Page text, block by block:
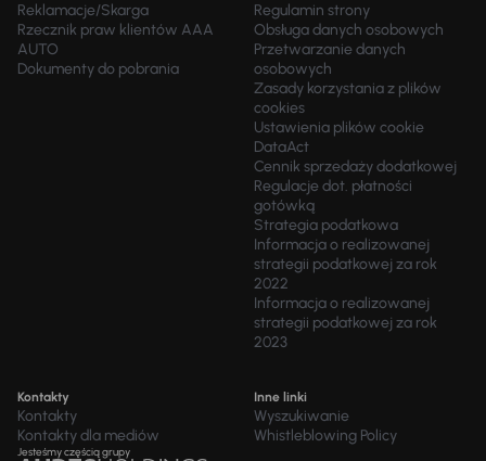
Reklamacje/Skarga
Rzecznik praw klientów AAA
AUTO
Dokumenty do pobrania
Regulamin strony
Obsługa danych osobowych
Przetwarzanie danych
osobowych
Zasady korzystania z plików
cookies
Ustawienia plików cookie
DataAct
Cennik sprzedaży dodatkowej
Regulacje dot. płatności
gotówką
Strategia podatkowa
Informacja o realizowanej
strategii podatkowej za rok
2022
Informacja o realizowanej
strategii podatkowej za rok
2023
Kontakty
Kontakty
Kontakty dla mediów
Inne linki
Wyszukiwanie
Whistleblowing Policy
Jesteśmy częścią grupy